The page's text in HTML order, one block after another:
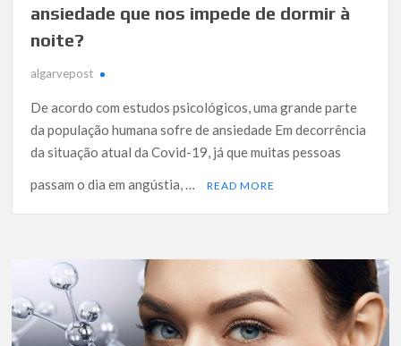
ansiedade que nos impede de dormir à
noite?
algarvepost
De acordo com estudos psicológicos, uma grande parte
da população humana sofre de ansiedade Em decorrência
da situação atual da Covid-19, já que muitas pessoas
passam o dia em angústia, …
READ MORE